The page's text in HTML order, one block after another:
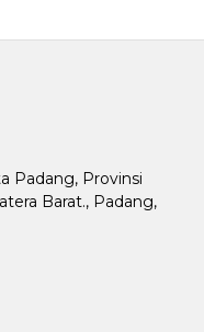
Padang, Provinsi
Barat., Padang,